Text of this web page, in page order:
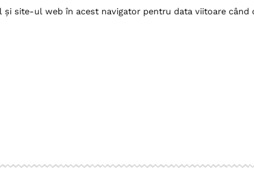
și site-ul web în acest navigator pentru data viitoare când